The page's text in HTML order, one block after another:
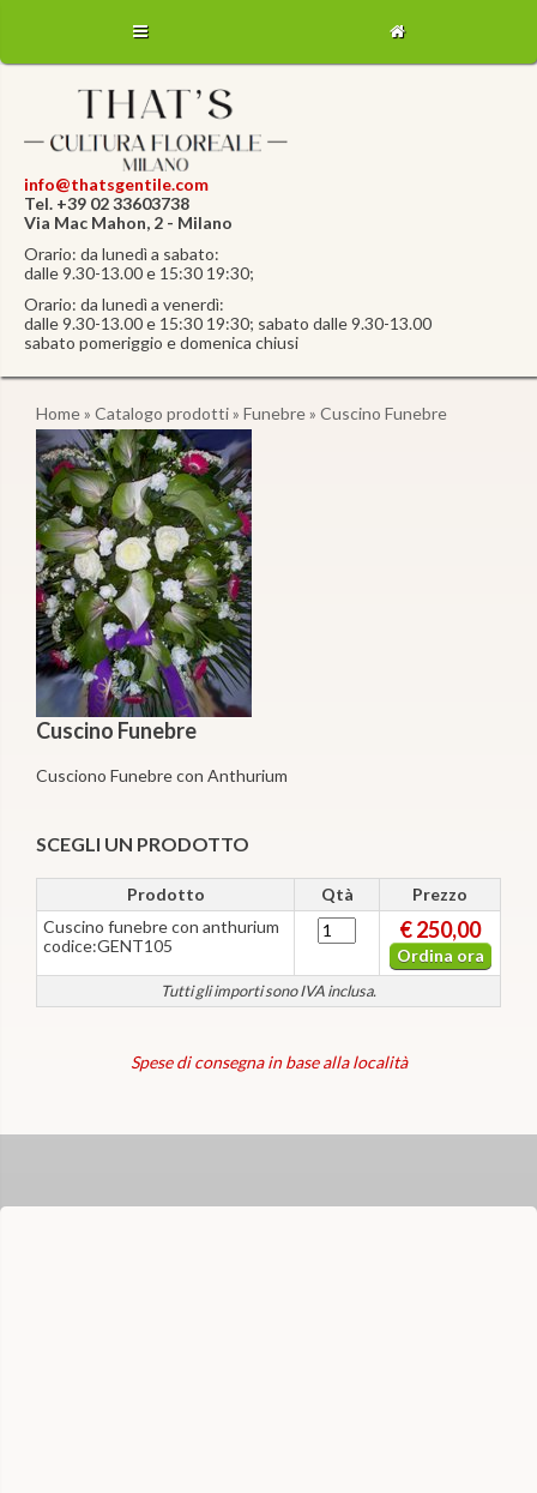
info@thatsgentile.com
Tel. +39 02 33603738
Via Mac Mahon, 2 - Milano
Orario: da lunedì a sabato:
dalle 9.30-13.00 e 15:30 19:30;
Orario: da lunedì a venerdì:
dalle 9.30-13.00 e 15:30 19:30; sabato dalle 9.30-13.00
sabato pomeriggio e domenica chiusi
Home» Catalogo prodotti» Funebre» Cuscino Funebre
Cuscino Funebre
Cusciono Funebre con Anthurium
SCEGLI UN PRODOTTO
Prodotto Qtà Prezzo
Tutti gli importi sono IVA inclusa.
Cuscino funebre con anthurium
codice:GENT105
€ 250,00
Ordina ora
Spese di consegna in base alla località